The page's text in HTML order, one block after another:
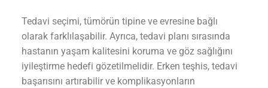
Tedavi seçimi, tümörün tipine ve evresine bağlı
olarak farklılaşabilir. Ayrıca, tedavi planı sırasında
hastanın yaşam kalitesini koruma ve göz sağlığını
iyileştirme hedefi gözetilmelidir. Erken teşhis, tedavi
başarısını artırabilir ve komplikasyonların